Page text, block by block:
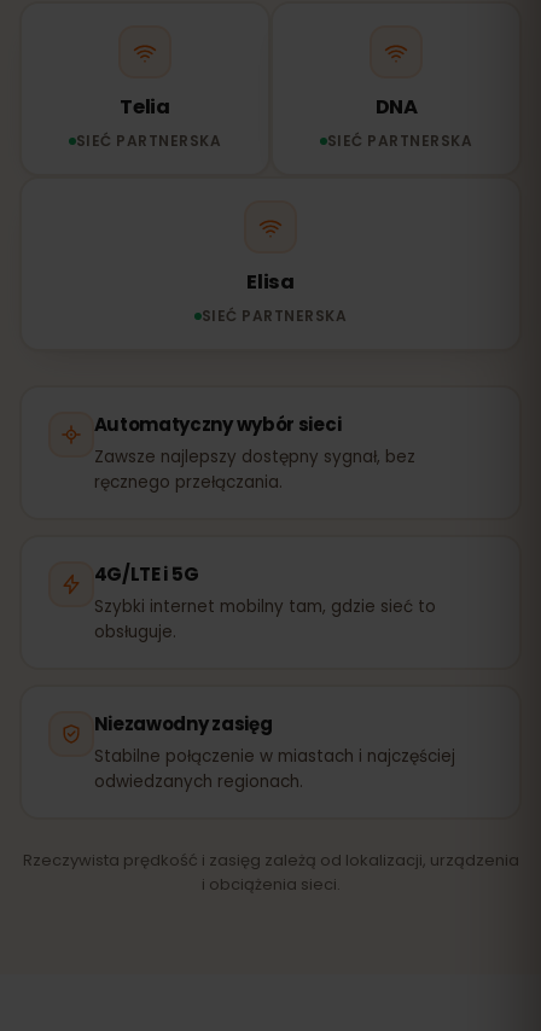
Telia
SIEĆ PARTNERSKA
DNA
SIEĆ PARTNERSKA
Elisa
SIEĆ PARTNERSKA
Automatyczny wybór sieci
Zawsze najlepszy dostępny sygnał, bez
ręcznego przełączania.
4G/LTE i 5G
Szybki internet mobilny tam, gdzie sieć to
obsługuje.
Niezawodny zasięg
Stabilne połączenie w miastach i najczęściej
odwiedzanych regionach.
Rzeczywista prędkość i zasięg zależą od lokalizacji, urządzenia
i obciążenia sieci.